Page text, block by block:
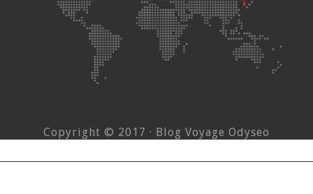
Copyright © 2017 · Blog Voyage Odyseo